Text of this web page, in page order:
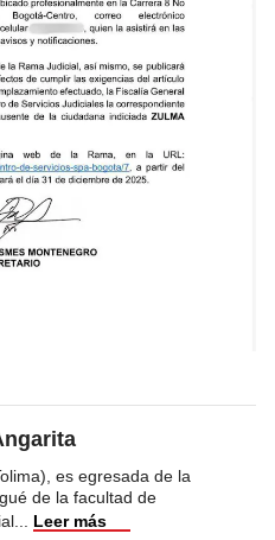
es egresada de la
de la facultad de
Leer más